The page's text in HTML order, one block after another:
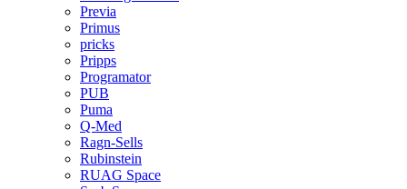
Previa
Primus
pricks
Pripps
Programator
PUB
Puma
Q‑Med
Ragn-Sells
Rubinstein
RUAG Space